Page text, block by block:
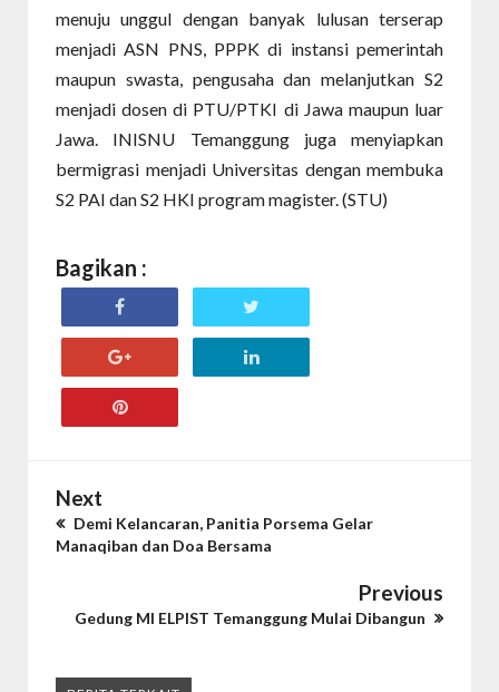
menuju unggul dengan banyak lulusan terserap
menjadi ASN PNS, PPPK di instansi pemerintah
maupun swasta, pengusaha dan melanjutkan S2
menjadi dosen di PTU/PTKI di Jawa maupun luar
Jawa. INISNU Temanggung juga menyiapkan
bermigrasi menjadi Universitas dengan membuka
S2 PAI dan S2 HKI program magister. (STU)
Bagikan :
Next
Demi Kelancaran, Panitia Porsema Gelar
Manaqiban dan Doa Bersama
Previous
Gedung MI ELPIST Temanggung Mulai Dibangun